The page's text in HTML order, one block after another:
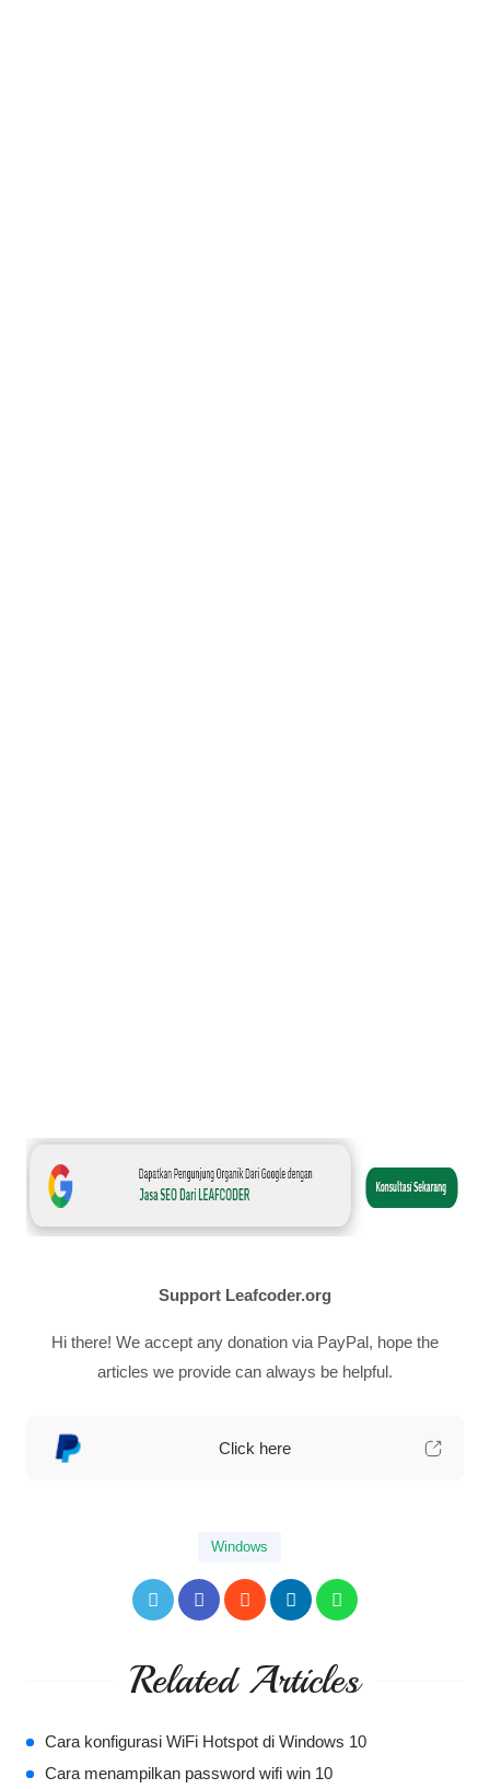
Support Leafcoder.org
Hi there! We accept any donation via PayPal, hope the
articles we provide can always be helpful.
Click here
Windows
Related Articles
Cara konfigurasi WiFi Hotspot di Windows 10
Cara menampilkan password wifi win 10